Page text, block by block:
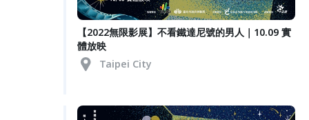
【2022無限影展】不看鐵達尼號的男人｜10.09 實
體放映
Taipei City